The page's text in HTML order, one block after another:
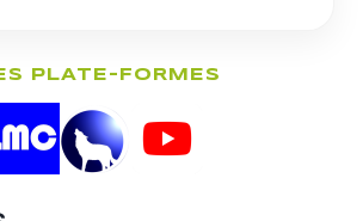
PLATE-FORMES